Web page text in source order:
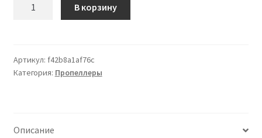
кондиционеров
Пропеллеры
Mini
Pro,
В корзину
Артикул: f42b8a1af76c
Категория: Пропеллеры
Описание